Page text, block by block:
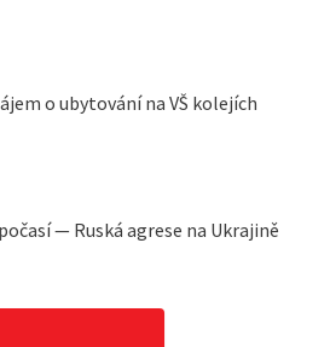
o ubytování na VŠ kolejích
— Ruská agrese na Ukrajině